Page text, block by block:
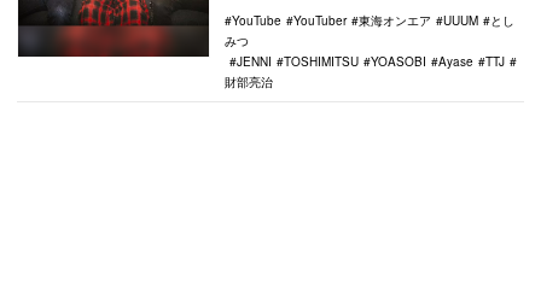
YouTube
YouTuber 東海オンエア UUUM
とし
みつ
JENNI
TOSHIMITSU YOASOBI Ayase
TTJ
財部亮治